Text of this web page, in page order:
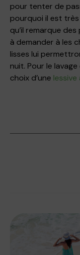
pour tenter de
pourquoi il est
qu’il remarque
à demander à les
lisses lui
nuit. Pour le
choix d’une